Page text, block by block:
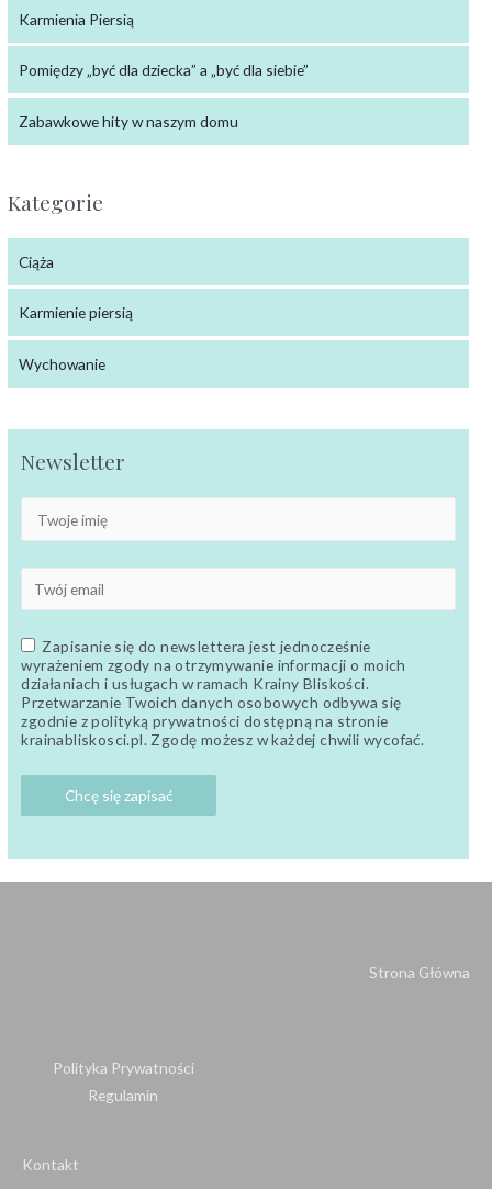
Karmienia Piersią
Pomiędzy „być dla dziecka” a „być dla siebie”
Zabawkowe hity w naszym domu
Kategorie
Ciąża
Karmienie piersią
Wychowanie
Newsletter
Zapisanie się do newslettera jest jednocześnie
wyrażeniem zgody na otrzymywanie informacji o moich
działaniach i usługach w ramach Krainy Bliskości.
Przetwarzanie Twoich danych osobowych odbywa się
zgodnie z polityką prywatności dostępną na stronie
krainabliskosci.pl. Zgodę możesz w każdej chwili wycofać.
Strona Główna
Polityka Prywatności
Regulamin
Kontakt